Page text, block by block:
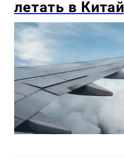
летать в Китай